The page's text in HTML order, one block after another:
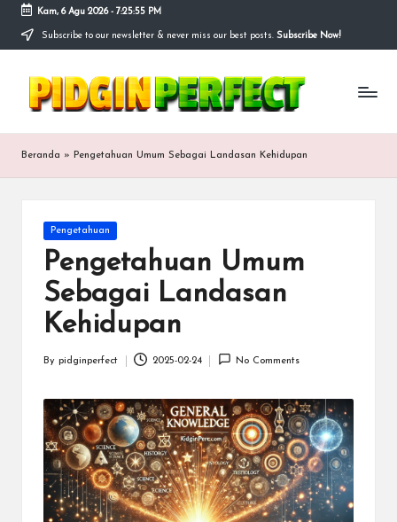
Skip
content
Kam, 6 Agu 2026- 7:25:56 PM
Subscribe to our newsletter & never miss our best posts. Subscribe Now!
P
d
g
Bersama
kita
depan
yang
Beranda » Pengetahuan Umum Sebagai Landasan Kehidupan
Posted
in
Pengetahuan
Pengetahuan Umum
Sebagai Landasan
Kehidupan
Posted
By pidginperfect 2025-02-24 No Comments